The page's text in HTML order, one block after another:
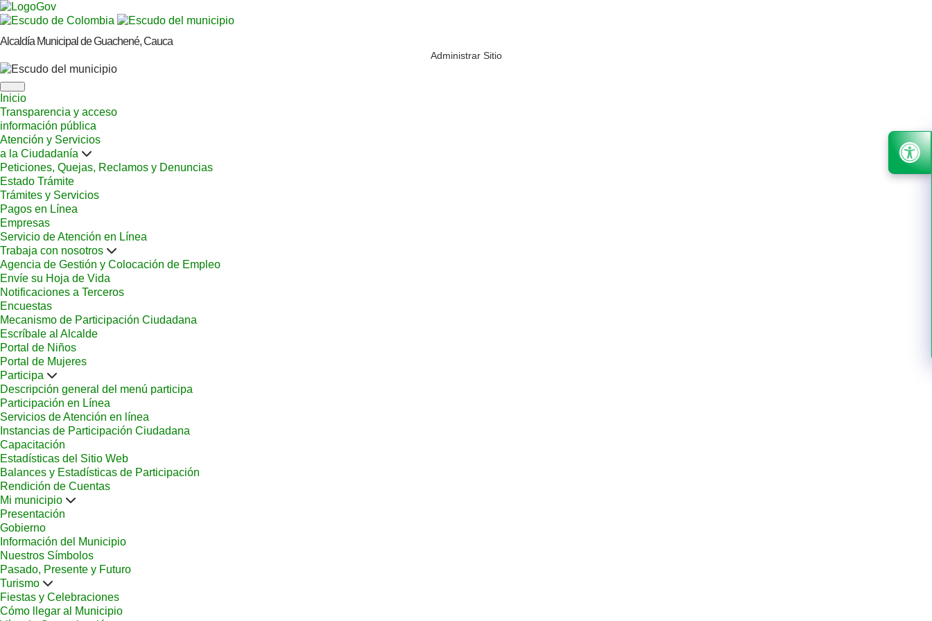
Alcaldía Municipal de Guachené, Cauca
Administrar Sitio
Inicio
Transparencia y acceso
información pública
Atención y Servicios
a la Ciudadanía
Peticiones, Quejas, Reclamos y Denuncias
Estado Trámite
Trámites y Servicios
Pagos en Línea
Empresas
Servicio de Atención en Línea
Trabaja con nosotros
Agencia de Gestión y Colocación de Empleo
Envíe su Hoja de Vida
Notificaciones a Terceros
Encuestas
Mecanismo de Participación Ciudadana
Escríbale al Alcalde
Portal de Niños
Portal de Mujeres
Participa
Descripción general del menú participa
Participación en Línea
Servicios de Atención en línea
Instancias de Participación Ciudadana
Capacitación
Estadísticas del Sitio Web
Balances y Estadísticas de Participación
Rendición de Cuentas
Mi municipio
Presentación
Gobierno
Información del Municipio
Nuestros Símbolos
Pasado, Presente y Futuro
Turismo
Fiestas y Celebraciones
Cómo llegar al Municipio